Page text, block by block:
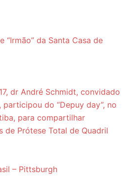
“Irmão” da Santa Casa de
dr André Schmidt, convidado
do “Depuy day”, no
para compartilhar
de Prótese Total de Quadril
– Pittsburgh